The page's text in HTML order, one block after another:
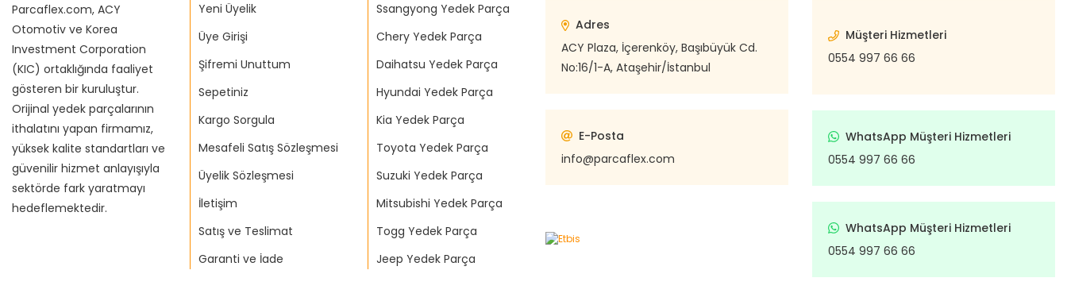
Parcaflex.com, ACY
Otomotiv ve Korea
Investment Corporation
(KIC) ortaklığında faaliyet
gösteren bir kuruluştur.
Orijinal yedek parçalarının
ithalatını yapan firmamız,
yüksek kalite standartları ve
güvenilir hizmet anlayışıyla
sektörde fark yaratmayı
hedeflemektedir.
Yeni Üyelik
Üye Girişi
Şifremi Unuttum
Sepetiniz
Kargo Sorgula
Mesafeli Satış Sözleşmesi
Üyelik Sözleşmesi
İletişim
Satış ve Teslimat
Garanti ve İade
Ssangyong Yedek Parça
Chery Yedek Parça
Daihatsu Yedek Parça
Hyundai Yedek Parça
Kia Yedek Parça
Toyota Yedek Parça
Suzuki Yedek Parça
Mitsubishi Yedek Parça
Togg Yedek Parça
Jeep Yedek Parça
Adres
ACY Plaza, İçerenköy, Başıbüyük Cd.
No:16/1-A, Ataşehir/İstanbul
E-Posta
info@parcaflex.com
Müşteri Hizmetleri
0554 997 66 66
WhatsApp Müşteri Hizmetleri
0554 997 66 66
WhatsApp Müşteri Hizmetleri
0554 997 66 66